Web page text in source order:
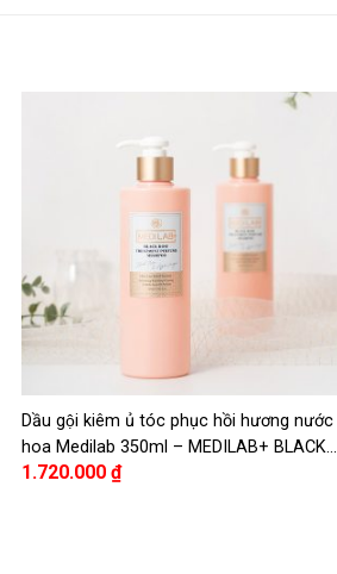
Dầu gội kiêm ủ tóc phục hồi hương nước
hoa Medilab 350ml – MEDILAB+ BLACK
ROSE TREATMENT PERFUME SHAMPOO
1.720.000 ₫